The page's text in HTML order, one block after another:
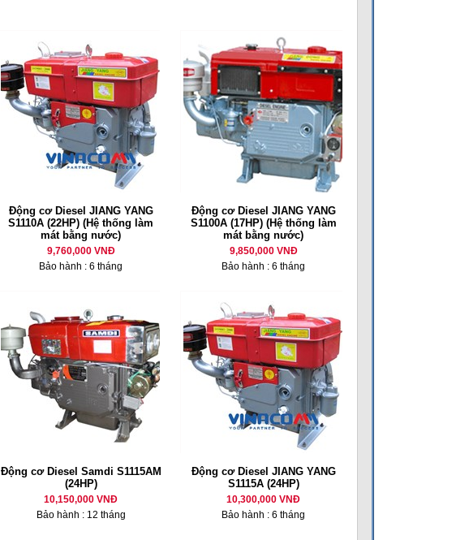
Động cơ Diesel JIANG YANG
S1110A (22HP) (Hệ thống làm
mát bằng nước)
9,760,000 VNĐ
Bảo hành : 6 tháng
Động cơ Diesel JIANG YANG
S1100A (17HP) (Hệ thống làm
mát bằng nước)
9,850,000 VNĐ
Bảo hành : 6 tháng
Động cơ Diesel Samdi S1115AM
(24HP)
10,150,000 VNĐ
Bảo hành : 12 tháng
Động cơ Diesel JIANG YANG
S1115A (24HP)
10,300,000 VNĐ
Bảo hành : 6 tháng